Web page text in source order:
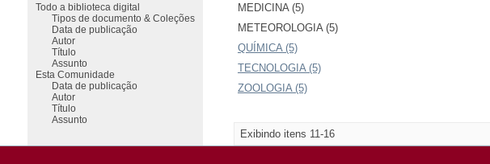
MEDICINA (5)
METEOROLOGIA (5)
QUÍMICA (5)
TECNOLOGIA (5)
ZOOLOGIA (5)
Exibindo itens 11-16
Todo a biblioteca digital
Tipos de documento & Coleções
Data de publicação
Autor
Título
Assunto
Esta Comunidade
Data de publicação
Autor
Título
Assunto